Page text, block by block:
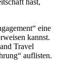
eine
kannst.
Travel
auflisten.